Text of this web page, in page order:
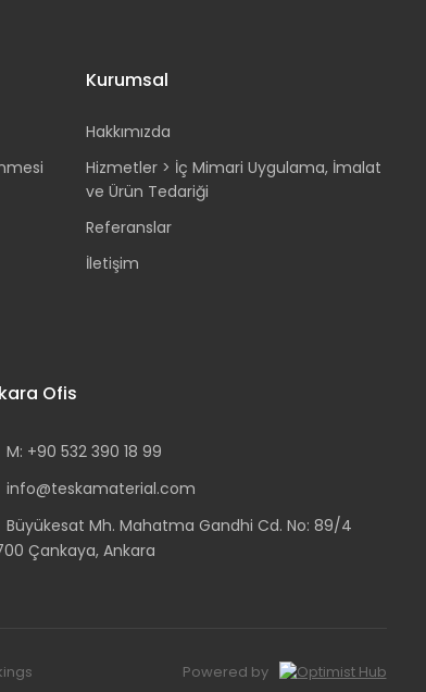
Kurumsal
Hakkımızda
Hizmetler > İç Mimari Uygulama, İmalat
ve Ürün Tedariği
Referanslar
İletişim
Ofis
M: +90 532 390 18 99
info@teskamaterial.com
Büyükesat Mh. Mahatma Gandhi Cd. No: 89/4
Çankaya, Ankara
Powered by